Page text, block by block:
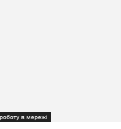
в мережі